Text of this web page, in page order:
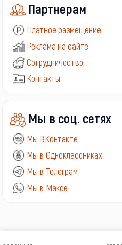
Партнерам
Платное размещение
Реклама на сайте
Сотрудничество
Контакты
Мы в соц. сетях
Мы ВКонтакте
Мы в Одноклассниках
Мы в Телеграм
Мы в Максе